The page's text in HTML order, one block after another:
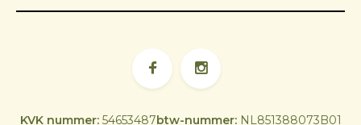
KVK nummer:54653487btw-nummer:NL851388073B01